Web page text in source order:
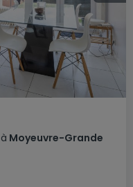
à Moyeuvre-Grande